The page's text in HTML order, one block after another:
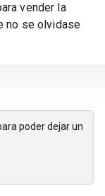
vender la
no se olvidase
poder dejar un